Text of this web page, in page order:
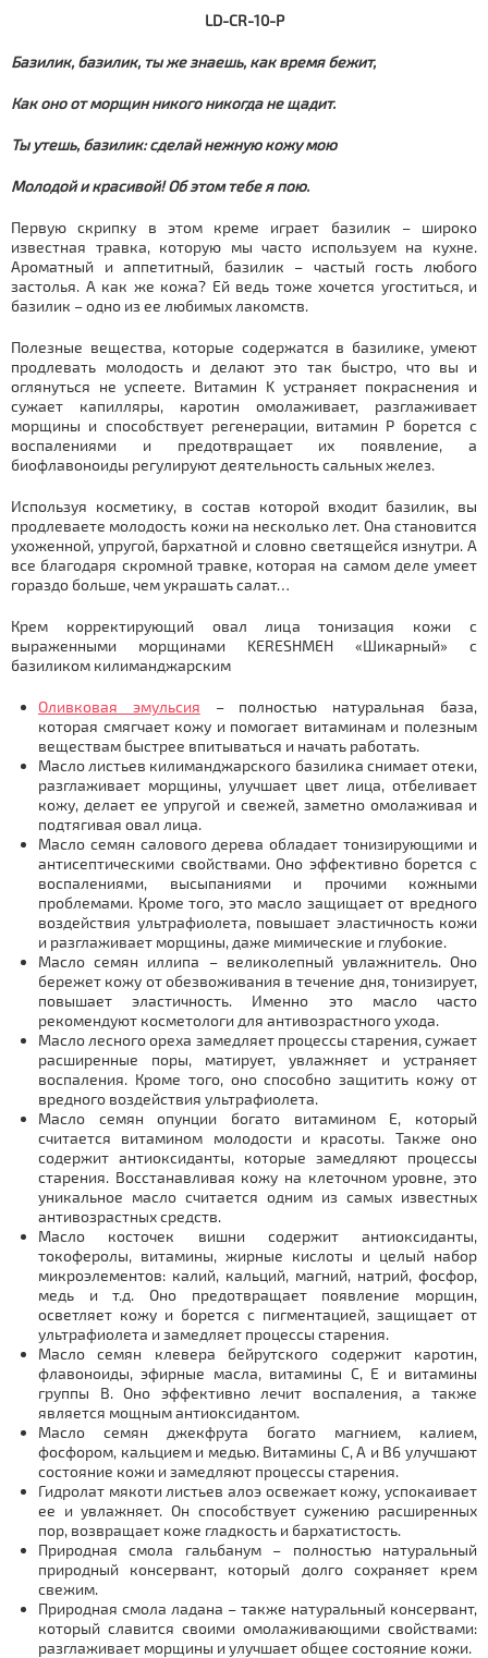
LD-CR-10-P
Базилик, базилик, ты же знаешь, как время бежит,
Как оно от морщин никого никогда не щадит.
Ты утешь, базилик: сделай нежную кожу мою
Молодой и красивой! Об этом тебе я пою.
Первую скрипку в этом креме играет базилик – широко
известная травка, которую мы часто используем на кухне.
Ароматный и аппетитный, базилик – частый гость любого
застолья. А как же кожа? Ей ведь тоже хочется угоститься, и
базилик – одно из ее любимых лакомств.
Полезные вещества, которые содержатся в базилике, умеют
продлевать молодость и делают это так быстро, что вы и
оглянуться не успеете. Витамин K устраняет покраснения и
сужает капилляры, каротин омолаживает, разглаживает
морщины и способствует регенерации, витамин P борется с
воспалениями и предотвращает их появление, а
биофлавоноиды регулируют деятельность сальных желез.
Используя косметику, в состав которой входит базилик, вы
продлеваете молодость кожи на несколько лет. Она становится
ухоженной, упругой, бархатной и словно светящейся изнутри. А
все благодаря скромной травке, которая на самом деле умеет
гораздо больше, чем украшать салат…
Крем корректирующий овал лица тонизация кожи с
выраженными морщинами KERESHMEH «Шикарный» с
базиликом килиманджарским
Оливковая эмульсия – полностью натуральная база,
которая смягчает кожу и помогает витаминам и полезным
веществам быстрее впитываться и начать работать.
Масло листьев килиманджарского базилика снимает отеки,
разглаживает морщины, улучшает цвет лица, отбеливает
кожу, делает ее упругой и свежей, заметно омолаживая и
подтягивая овал лица.
Масло семян салового дерева обладает тонизирующими и
антисептическими свойствами. Оно эффективно борется с
воспалениями, высыпаниями и прочими кожными
проблемами. Кроме того, это масло защищает от вредного
воздействия ультрафиолета, повышает эластичность кожи
и разглаживает морщины, даже мимические и глубокие.
Масло семян иллипа – великолепный увлажнитель. Оно
бережет кожу от обезвоживания в течение дня, тонизирует,
повышает эластичность. Именно это масло часто
рекомендуют косметологи для антивозрастного ухода.
Масло лесного ореха замедляет процессы старения, сужает
расширенные поры, матирует, увлажняет и устраняет
воспаления. Кроме того, оно способно защитить кожу от
вредного воздействия ультрафиолета.
Масло семян опунции богато витамином Е, который
считается витамином молодости и красоты. Также оно
содержит антиоксиданты, которые замедляют процессы
старения. Восстанавливая кожу на клеточном уровне, это
уникальное масло считается одним из самых известных
антивозрастных средств.
Масло косточек вишни содержит антиоксиданты,
токоферолы, витамины, жирные кислоты и целый набор
микроэлементов: калий, кальций, магний, натрий, фосфор,
медь и т.д. Оно предотвращает появление морщин,
осветляет кожу и борется с пигментацией, защищает от
ультрафиолета и замедляет процессы старения.
Масло семян клевера бейрутского содержит каротин,
флавоноиды, эфирные масла, витамины С, E и витамины
группы B. Оно эффективно лечит воспаления, а также
является мощным антиоксидантом.
Масло семян джекфрута богато магнием, калием,
фосфором, кальцием и медью. Витамины C, A и B6 улучшают
состояние кожи и замедляют процессы старения.
Гидролат мякоти листьев алоэ освежает кожу, успокаивает
ее и увлажняет. Он способствует сужению расширенных
пор, возвращает коже гладкость и бархатистость.
Природная смола гальбанум – полностью натуральный
природный консервант, который долго сохраняет крем
свежим.
Природная смола ладана – также натуральный консервант,
который славится своими омолаживающими свойствами:
разглаживает морщины и улучшает общее состояние кожи.